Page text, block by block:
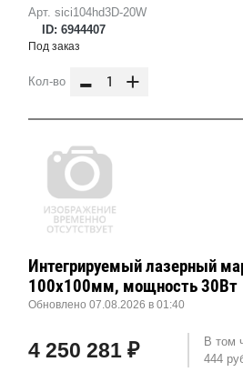
Арт. sici104hd3D-20W
ID: 6944407
Под заказ
Кол-во - +
Интегрируемый лазерный
100х100мм, мощность 30Вт
Обновлено 07.08.2026 в 01:40
4 250 281 ₽
В том
444